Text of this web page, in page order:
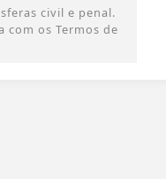
civil e penal.
com os Termos de